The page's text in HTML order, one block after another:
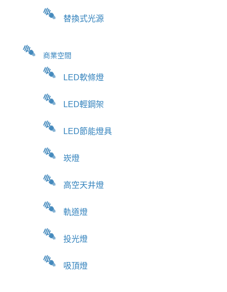
替換式光源
商業空間
LED軟條燈
LED輕鋼架
LED節能燈具
崁燈
高空天井燈
軌道燈
投光燈
吸頂燈